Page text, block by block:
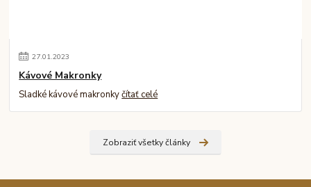
27.01.2023
Kávové Makronky
Sladké kávové makronkyčítať celé
Zobraziť všetky články